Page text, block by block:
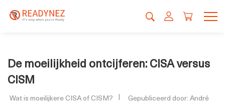
De moeilijkheid ontcijferen: CISA versus
CISM
Wat is moeilijkere CISA of CISM?
Gepubliceerd door: André